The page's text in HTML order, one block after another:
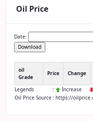
Oil Price
Date:
Download
oil
Grade
Price Change
Legends
: Increase
Oil Price Source : https://